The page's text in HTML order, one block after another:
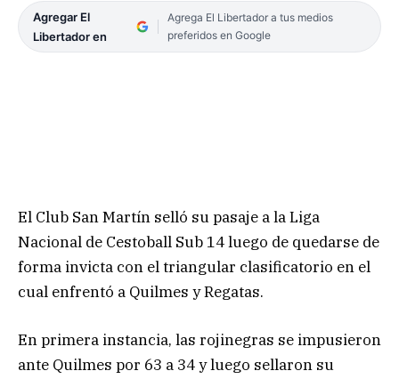
Agregar El
Libertador en
Agrega El Libertador a tus medios
preferidos en Google
El Club San Martín selló su pasaje a la Liga
Nacional de Cestoball Sub 14 luego de quedarse de
forma invicta con el triangular clasificatorio en el
cual enfrentó a Quilmes y Regatas.
En primera instancia, las rojinegras se impusieron
ante Quilmes por 63 a 34 y luego sellaron su